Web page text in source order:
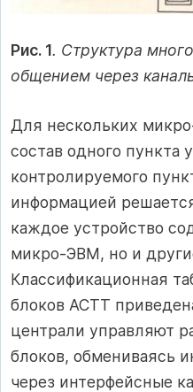
Рис. 1. Структура
общением через
Для нескольких
состав одного пункта
контролируемого
информацией
каждое устройство
микро-ЭВМ, но и
Классификационная
блоков АСТТ
централи управляют
блоков, обмениваясь
через интерфейсные